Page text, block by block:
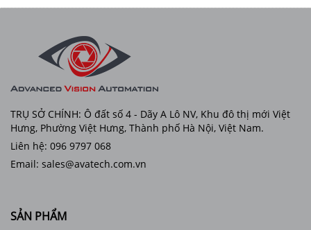
TRỤ SỞ CHÍNH: Ô đất số 4 - Dãy A Lô NV, Khu đô thị mới Việt
Hưng, Phường Việt Hưng, Thành phố Hà Nội, Việt Nam.
Liên hệ: 096 9797 068
Email: sales@avatech.com.vn
SẢN PHẨM